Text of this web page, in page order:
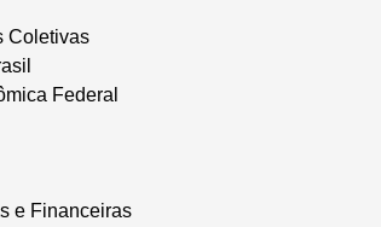
Coletivas
Federal
e Financeiras